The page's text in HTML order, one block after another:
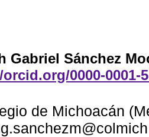
Gabriel Sánchez
0000-0001-
de Michoacán